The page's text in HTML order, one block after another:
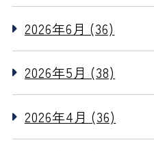
2026年6月 (36)
2026年5月 (38)
2026年4月 (36)